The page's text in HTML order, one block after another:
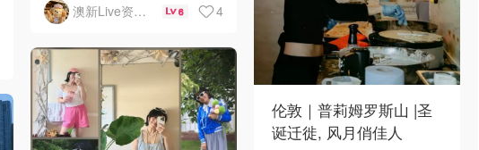
澳新Live资讯站 6 4
伦敦｜普莉姆罗斯山 |圣
诞迁徙, 风月俏佳人